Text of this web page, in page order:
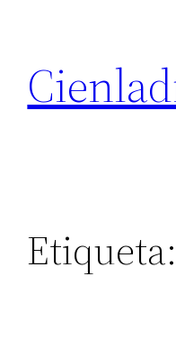
contenido
Etiqueta: